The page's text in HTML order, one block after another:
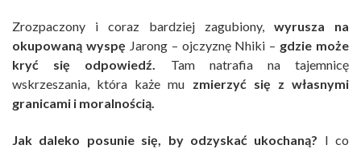
Zrozpaczony i coraz bardziej zagubiony,
wyrusza na
okupowaną wyspę Jarong – ojczyznę Nhiki – gdzie może
kryć się odpowiedź.
Tam natrafia na tajemnicę
wskrzeszania, która każe mu zmierzyć się z własnymi
granicami i moralnością.
Jak daleko posunie się, by odzyskać ukochaną? I co